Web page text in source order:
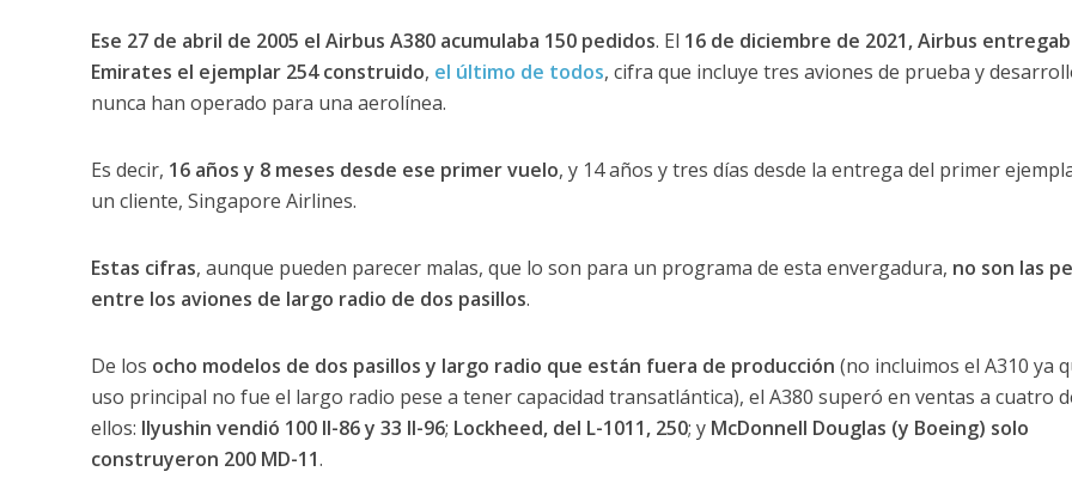
Ese 27 de abril de 2005 el Airbus A380 acumulaba 150 pedidos. El 16 de diciembre de 2021, Airbus
Emirates el ejemplar 254 construido, el último de todos, cifra que incluye tres aviones de prueba y
nunca han operado para una aerolínea.
Es decir, 16 años y 8 meses desde ese primer vuelo, y 14 años y tres días desde la entrega del primer
un cliente, Singapore Airlines.
Estas cifras, aunque pueden parecer malas, que lo son para un programa de esta envergadura, no son las
entre los aviones de largo radio de dos pasillos.
De los ocho modelos de dos pasillos y largo radio que están fuera de producción (no incluimos el A310 ya
uso principal no fue el largo radio pese a tener capacidad transatlántica), el A380 superó en ventas a cuatro
ellos: Ilyushin vendió 100 Il-86 y 33 Il-96; Lockheed, del L-1011, 250; y McDonnell Douglas (y Boeing) solo
construyeron 200 MD-11.